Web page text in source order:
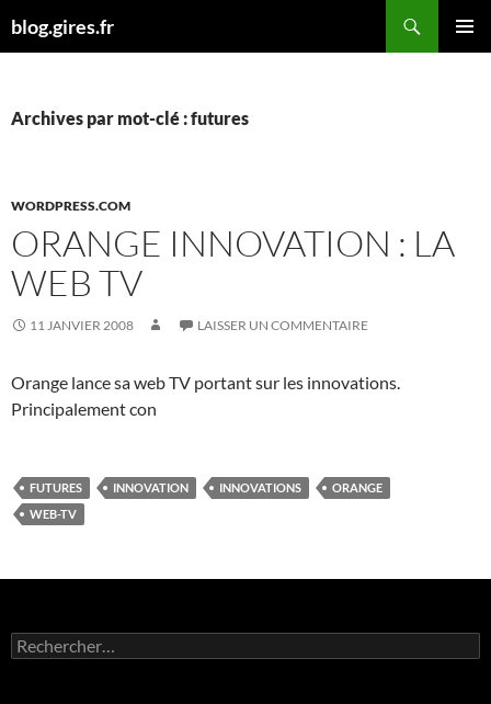
aublog.gires.fr
Archives par mot-clé : futures
WORDPRESS.COM
ORANGE INNOVATION : LA
WEB TV
11 JANVIER 2008 LAISSER UN COMMENTAIRE
Orange lance sa web TV portant sur les innovations.
Principalement con
FUTURES INNOVATION INNOVATIONS
ORANGE
WEB-TV
Rechercher :